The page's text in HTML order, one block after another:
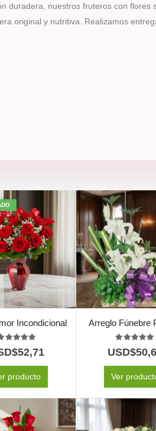
duradera, nuestros fruteros con flores
original y nutritiva. Realizamos
Incondicional
out of 5
52,71
producto
Arreglo Fúnebre
out of
USD$
Ver